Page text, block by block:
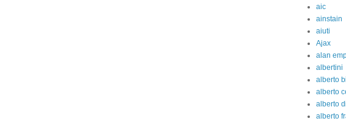
aic
ainstain
aiuti
Ajax
alan
albertini
alberto
alberto
alberto
alberto